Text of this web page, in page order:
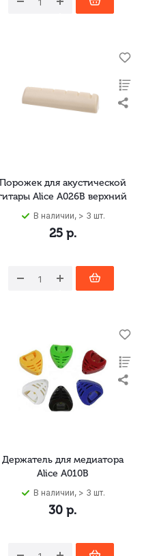
Порожек для акустической
Alice A026B верхний
В наличии, > 3 шт.
25р.
Держатель для медиатора
Alice A010B
В наличии, > 3 шт.
30 р.